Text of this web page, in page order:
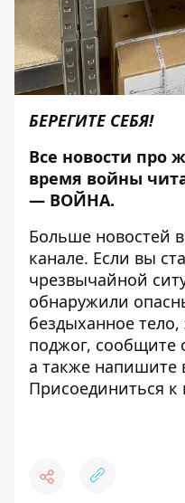
БЕРЕГИТЕ СЕБЯ!
Все новости про
время войны
— ВОЙНА.
Больше новостей
канале. Если вы
чрезвычайной
обнаружили
бездыханное
поджог, сообщите
а также напишите
Присоединиться